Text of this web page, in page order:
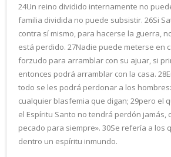
24Un reino dividido internamente no
familia dividida no puede subsistir. 26Si
contra sí mismo, para hacerse la guerra,
está perdido. 27Nadie puede meterse en
forzudo para arramblar con su ajuar, si
entonces podrá arramblar con la casa.
todo se les podrá perdonar a los
cualquier blasfemia que digan; 29pero el
el Espíritu Santo no tendrá perdón jamás,
pecado para siempre». 30Se refería a los
dentro un espíritu inmundo.